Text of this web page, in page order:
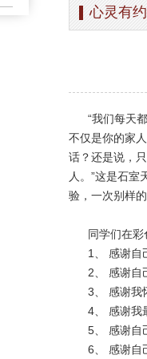
心灵有约
“我们每天都
不仅是你的家
话？还是说，
人。”这是石
验，一次别样
同学们在彩
1、 感谢自
2、 感谢自己
3、 感谢我怀
4、 感谢我最
5、 感谢自己
6、 感谢自己